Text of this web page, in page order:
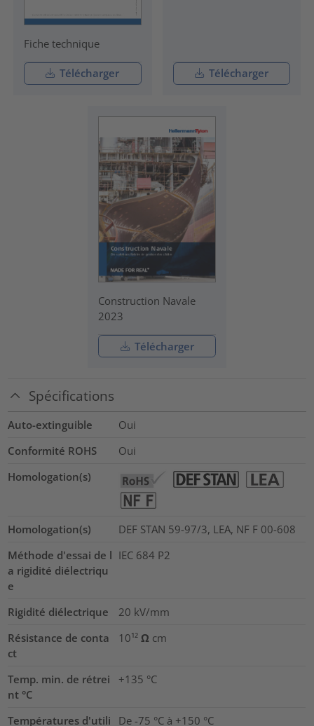
Fiche technique
Télécharger Télécharger
Construction Navale
2023
Télécharger
Spécifications
Auto-extinguible
Oui
Conformité ROHS
Oui
Homologation(s)
Homologation(s)
DEF STAN 59-97/3, LEA, NF F 00-608
Méthode d'essai de l
a rigidité diélectriqu
e
IEC 684 P2
Rigidité diélectrique 20 kV/mm
Résistance de conta
ct
10¹² Ω cm
Temp. min. de rétrei
nt °C
+135 °C
Températures d'utili
De -75 °C à +150 °C